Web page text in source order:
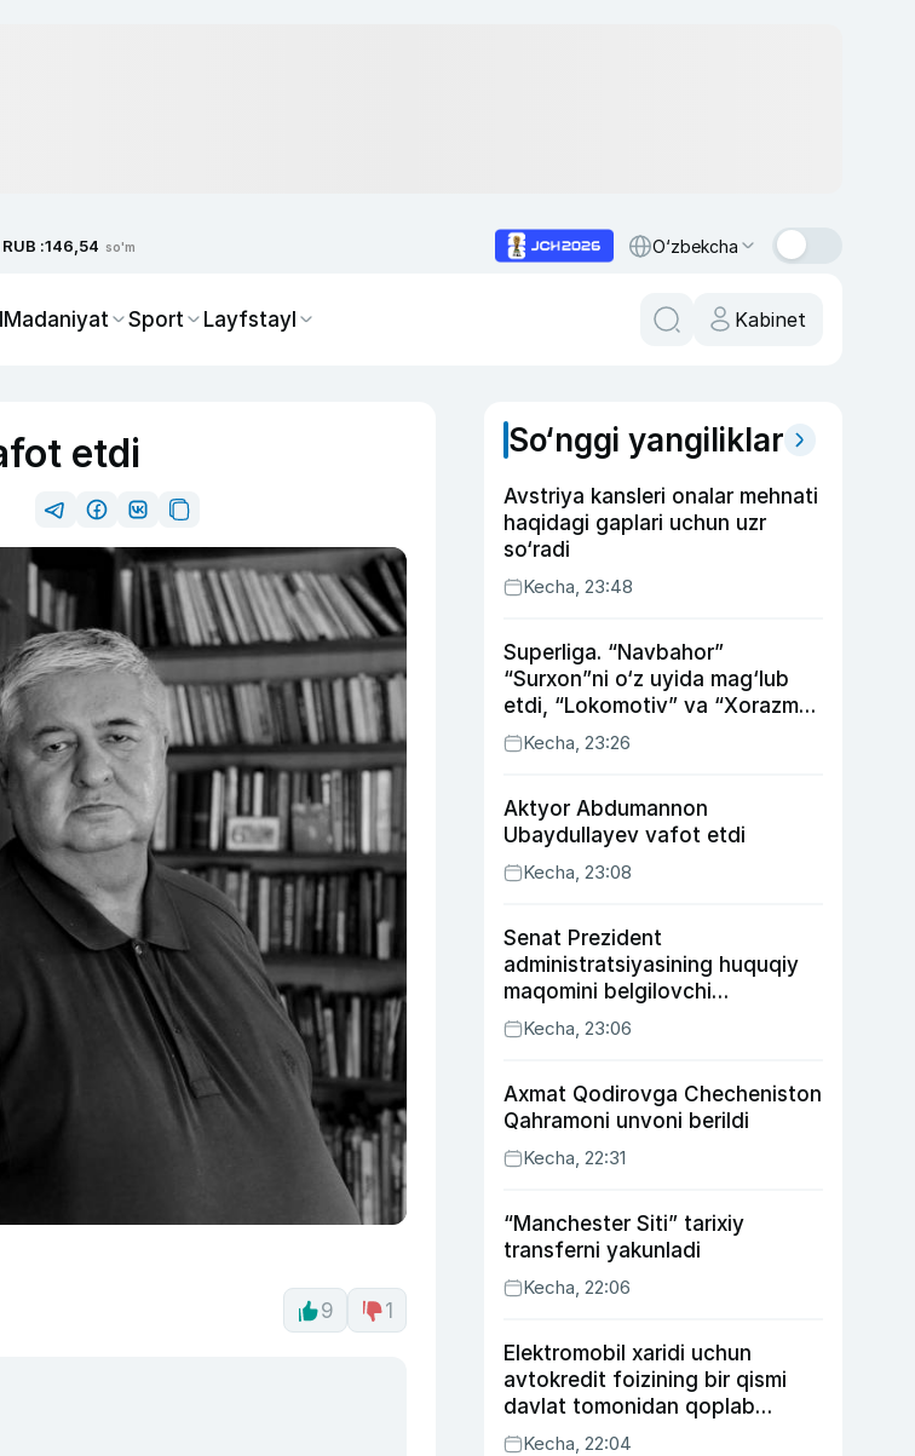
RUB :146,54 so'm O‘zbekcha
Madaniyat Sport Layfstayl Kabinet
etdi
9 1
So‘nggi yangiliklar
Avstriya kansleri onalar mehnati
haqidagi gaplari uchun uzr
so‘radi
Kecha, 23:48
Superliga. “Navbahor”
“Surxon”ni o‘z uyida mag‘lub
etdi, “Lokomotiv” va “Xorazm”
uyda g‘alaba qozondi
Kecha, 23:26
Aktyor Abdu­mannon
Ubaydullayev vafot etdi
Kecha, 23:08
Senat Prezident
administratsiyasining huquqiy
maqomini belgilovchi
konstitutsiyaviy qonunni
ma’qulladi
Kecha, 23:06
Axmat Qodirovga Checheniston
Qahramoni unvoni berildi
Kecha, 22:31
“Manchester Siti” tarixiy
transferni yakunladi
Kecha, 22:06
Elektromobil xaridi uchun
avtokredit foizining bir qismi
davlat tomonidan qoplab
berilishi mumkin
Kecha, 22:04